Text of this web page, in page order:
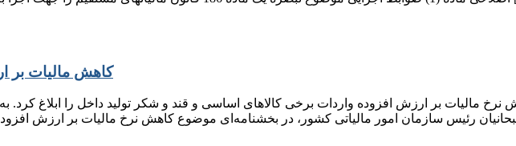
کاهش مالیات بر
مالیات بر ارزش افزوده واردات برخی کالاهای اساسی و قند و شکر تولید داخل را ابلاغ کرد.